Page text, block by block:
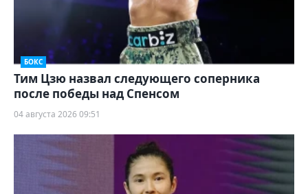
БОКС
Тим Цзю назвал следующего соперника
после победы над Спенсом
04 августа 2026 09:51